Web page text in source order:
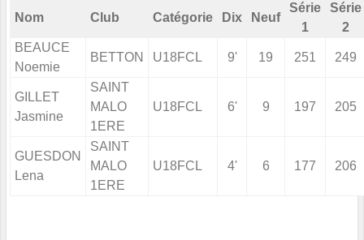
Nom Club Catégorie Dix Neuf
Série
1
Série
2
BEAUCE
Noemie
BETTON U18FCL 9' 19 251 249
GILLET
Jasmine
SAINT
MALO
1ERE
U18FCL 6' 9 197 205
GUESDON
Lena
SAINT
MALO
1ERE
U18FCL 4' 6 177 206